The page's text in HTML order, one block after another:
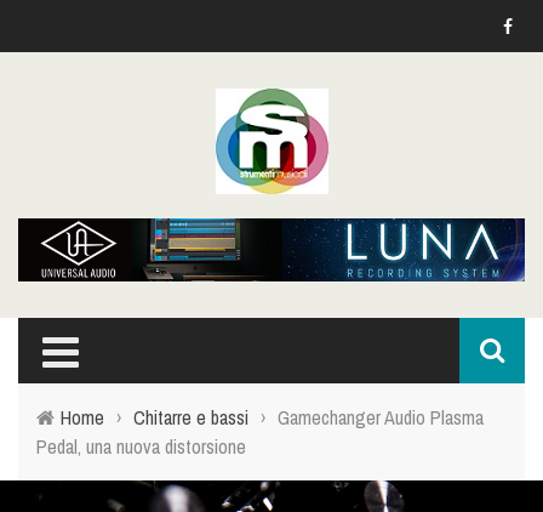
Home › Chitarre e bassi › Gamechanger Audio Plasma
Pedal, una nuova distorsione